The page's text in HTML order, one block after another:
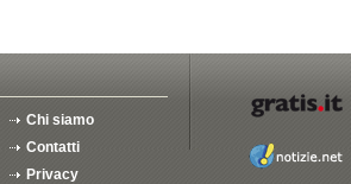
Chi siamo
Contatti
Privacy